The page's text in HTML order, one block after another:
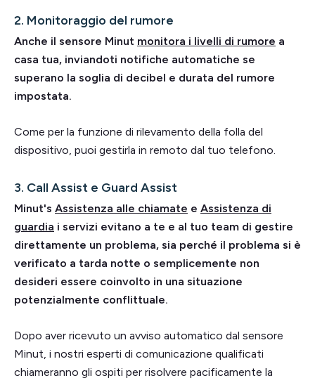
2. Monitoraggio del rumore
Anche il sensore Minut monitora i livelli di rumore a
casa tua, inviandoti notifiche automatiche se
superano la soglia di decibel e durata del rumore
impostata.
Come per la funzione di rilevamento della folla del
dispositivo, puoi gestirla in remoto dal tuo telefono.
3. Call Assist e Guard Assist
Minut's Assistenza alle chiamate e Assistenza di
guardia i servizi evitano a te e al tuo team di gestire
direttamente un problema, sia perché il problema si è
verificato a tarda notte o semplicemente non
desideri essere coinvolto in una situazione
potenzialmente conflittuale.
Dopo aver ricevuto un avviso automatico dal sensore
Minut, i nostri esperti di comunicazione qualificati
chiameranno gli ospiti per risolvere pacificamente la